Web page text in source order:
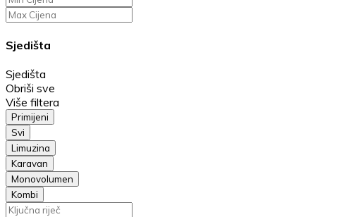
Sjedišta
Sjedišta
Obriši sve
Više filtera
Primijeni
Svi
Limuzina
Karavan
Monovolumen
Kombi